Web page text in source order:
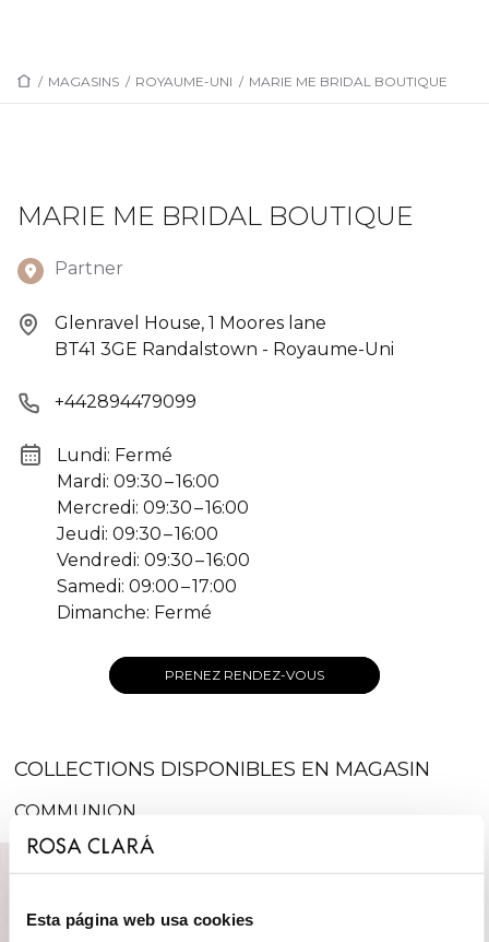
Esta página web usa cookies
/ MAGASINS / ROYAUME-UNI / MARIE ME BRIDAL BOUTIQUE
MARIE ME BRIDAL BOUTIQUE
Partner
Glenravel House, 1 Moores lane
BT41 3GE Randalstown - Royaume-Uni
+442894479099
Lundi: Fermé
Mardi: 09:30 – 16:00
Mercredi: 09:30 – 16:00
Jeudi: 09:30 – 16:00
Vendredi: 09:30 – 16:00
Samedi: 09:00 – 17:00
Dimanche: Fermé
PRENEZ RENDEZ-VOUS
COLLECTIONS DISPONIBLES EN MAGASIN
COMMUNION